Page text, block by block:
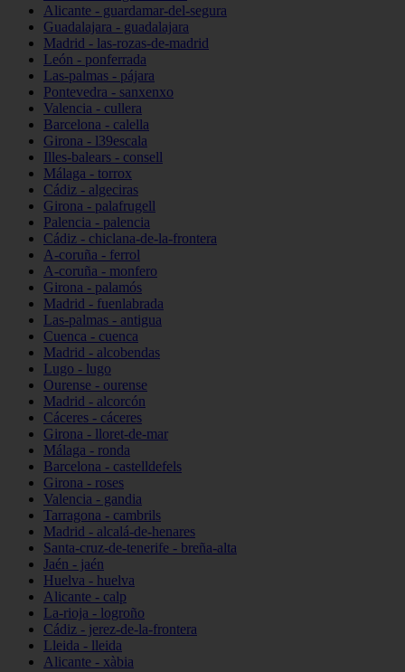
Alicante - guardamar-del-segura
Guadalajara - guadalajara
Madrid - las-rozas-de-madrid
León - ponferrada
Las-palmas - pájara
Pontevedra - sanxenxo
Valencia - cullera
Barcelona - calella
Girona - l39escala
Illes-balears - consell
Málaga - torrox
Cádiz - algeciras
Girona - palafrugell
Palencia - palencia
Cádiz - chiclana-de-la-frontera
A-coruña - ferrol
A-coruña - monfero
Girona - palamós
Madrid - fuenlabrada
Las-palmas - antigua
Cuenca - cuenca
Madrid - alcobendas
Lugo - lugo
Ourense - ourense
Madrid - alcorcón
Cáceres - cáceres
Girona - lloret-de-mar
Málaga - ronda
Barcelona - castelldefels
Girona - roses
Valencia - gandia
Tarragona - cambrils
Madrid - alcalá-de-henares
Santa-cruz-de-tenerife - breña-alta
Jaén - jaén
Huelva - huelva
Alicante - calp
La-rioja - logroño
Cádiz - jerez-de-la-frontera
Lleida - lleida
Alicante - xàbia